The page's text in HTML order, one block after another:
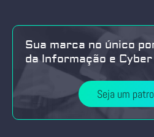
Sua marca no único
da Informação e
Seja um